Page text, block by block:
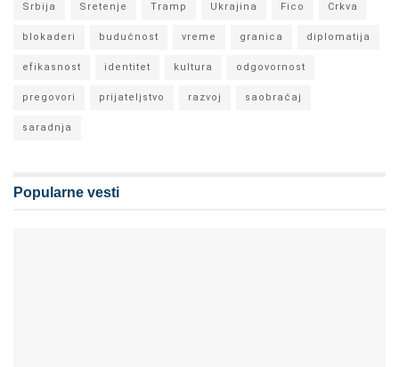
Srbija Sretenje Tramp Ukrajina Fico Crkva
blokaderi budućnost vreme granica diplomatija
efikasnost identitet kultura odgovornost
pregovori prijateljstvo razvoj saobraćaj
saradnja
Popularne vesti